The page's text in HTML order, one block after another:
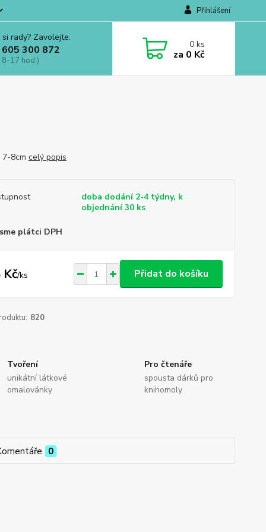
Přihlášení
rady? Zavolejte.
300 872
8-17 hod.)
0ks
za 0 Kč
7-8cm celý popis
doba dodání 2-4 týdny, k
objednání 30 ks
plátci DPH
Kč/ks Přidat do košíku
820
Tvoření
unikátní látkové
omalovánky
Pro čtenáře
spousta dárků pro
knihomoly
0